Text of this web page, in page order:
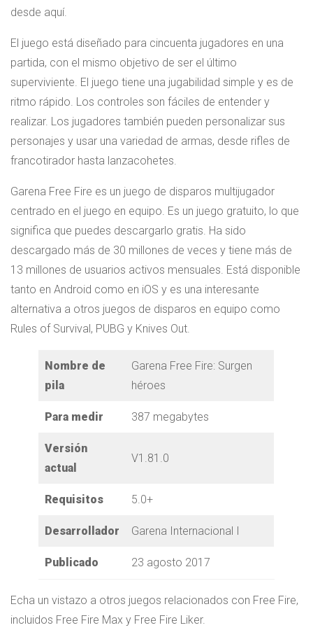
desde aquí.
El juego está diseñado para cincuenta jugadores en una
partida, con el mismo objetivo de ser el último
superviviente. El juego tiene una jugabilidad simple y es de
ritmo rápido. Los controles son fáciles de entender y
realizar. Los jugadores también pueden personalizar sus
personajes y usar una variedad de armas, desde rifles de
francotirador hasta lanzacohetes.
Garena Free Fire es un juego de disparos multijugador
centrado en el juego en equipo. Es un juego gratuito, lo que
significa que puedes descargarlo gratis. Ha sido
descargado más de 30 millones de veces y tiene más de
13 millones de usuarios activos mensuales. Está disponible
tanto en Android como en iOS y es una interesante
alternativa a otros juegos de disparos en equipo como
Rules of Survival, PUBG y Knives Out.
Nombre de
pila
Garena Free Fire: Surgen
héroes
Para medir 387 megabytes
Versión
actual
V1.81.0
Requisitos 5.0+
Desarrollador Garena Internacional I
Publicado 23 agosto 2017
Echa un vistazo a otros juegos relacionados con Free Fire,
incluidos Free Fire Max y Free Fire Liker.